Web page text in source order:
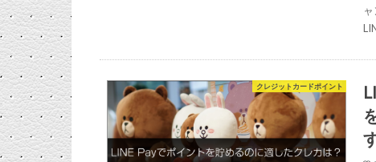
クレジットカードポイント